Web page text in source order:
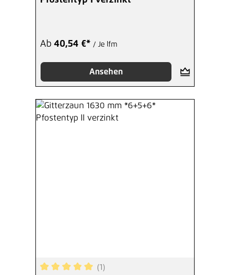
Ab 40,54 €* / Je lfm
Ansehen
(1)